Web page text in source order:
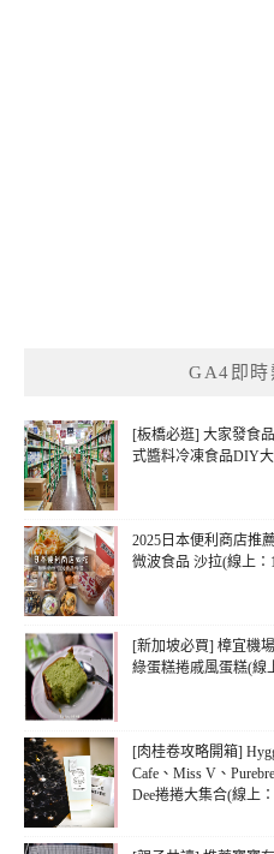
GA4即時
[板橋必逛] 大家發食
式醬料冷凍食品DIY
2025日本便利商店推
微波食品 沙拉(線上：
[新加坡必買] 樟宜機
綠蛋糕捲戚風蛋糕(線
[肉桂卷攻略開箱]
Cafe、Miss V、
Dee捲捲大集合(線上